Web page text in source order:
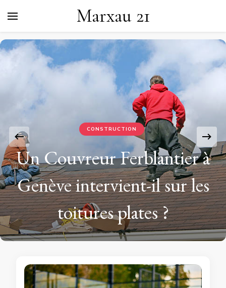
Marxau 21
CONSTRUCTION
Un Couvreur Ferblantier à
Genève intervient-il sur les
toitures plates ?